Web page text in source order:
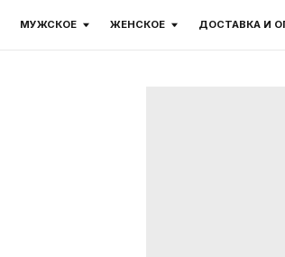
ДОСТАВКА И ОПЛАТА
ЖЕНСКОЕ
МУЖСКОЕ